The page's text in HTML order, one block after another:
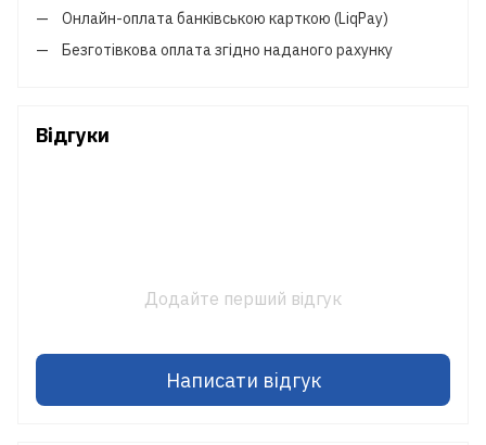
Онлайн-оплата банківською карткою (LiqPay)
Безготівкова оплата згідно наданого рахунку
Відгуки
Додайте перший відгук
Написати відгук